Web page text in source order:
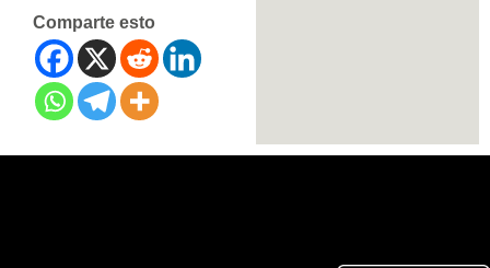
Comparte esto